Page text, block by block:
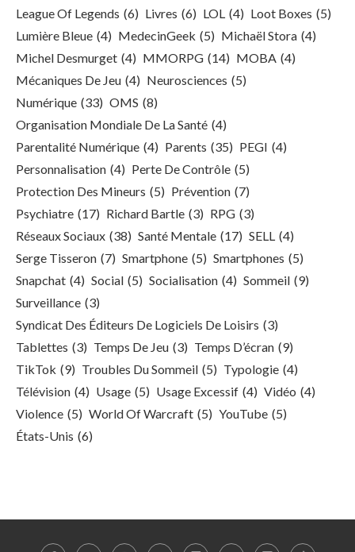
League Of Legends (6) Livres (6) LOL (4) Loot Boxes (5)
Lumière Bleue (4) MedecinGeek (5) Michaël Stora (4)
Michel Desmurget (4) MMORPG (14) MOBA (4)
Mécaniques De Jeu (4) Neurosciences (5)
Numérique (33) OMS (8)
Organisation Mondiale De La Santé (4)
Parentalité Numérique (4) Parents (35) PEGI (4)
Personnalisation (4) Perte De Contrôle (5)
Protection Des Mineurs (5) Prévention (7)
Psychiatre (17) Richard Bartle (3) RPG (3)
Réseaux Sociaux (38) Santé Mentale (17) SELL (4)
Serge Tisseron (7) Smartphone (5) Smartphones (5)
Snapchat (4) Social (5) Socialisation (4) Sommeil (9)
Surveillance (3)
Syndicat Des Éditeurs De Logiciels De Loisirs (3)
Tablettes (3) Temps De Jeu (3) Temps D’écran (9)
TikTok (9) Troubles Du Sommeil (5) Typologie (4)
Télévision (4) Usage (5) Usage Excessif (4) Vidéo (4)
Violence (5) World Of Warcraft (5) YouTube (5)
États-Unis (6)